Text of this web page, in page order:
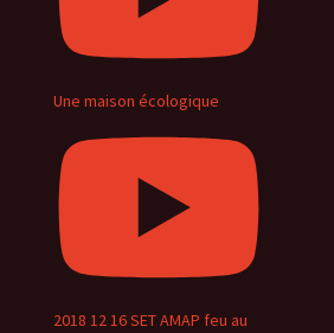
Une maison écologique
2018 12 16 SET AMAP feu au